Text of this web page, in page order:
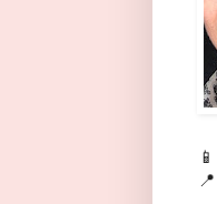
📱
📍